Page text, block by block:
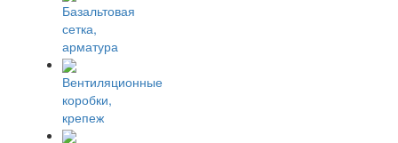
Базальтовая
сетка,
арматура
Вентиляционные
коробки,
крепеж